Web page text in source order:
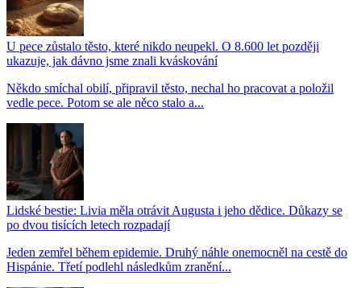
U pece zůstalo těsto, které nikdo neupekl. O 8.600 let později
ukazuje, jak dávno jsme znali kváskování
Někdo smíchal obilí, připravil těsto, nechal ho pracovat a položil
vedle pece. Potom se ale něco stalo a...
Lidské bestie: Livia měla otrávit Augusta i jeho dědice. Důkazy se
po dvou tisících letech rozpadají
Jeden zemřel během epidemie. Druhý náhle onemocněl na cestě do
Hispánie. Třetí podlehl následkům zranění...